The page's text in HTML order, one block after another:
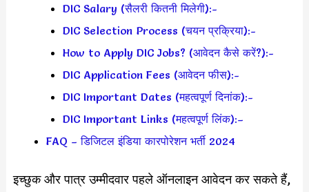
DIC Salary (सैलरी कितनी मिलेगी):-
DIC Selection Process (चयन प्रक्रिया):-
How to Apply DIC Jobs? (आवेदन कैसे करें?):-
DIC Application Fees (आवेदन फीस):-
DIC Important Dates (महत्वपूर्ण दिनांक):-
DIC Important Links (महत्वपूर्ण लिंक):–
FAQ – डिजिटल इंडिया कारपोरेशन भर्ती 2024
इच्छुक और पात्र उम्मीदवार पहले ऑनलाइन आवेदन कर सकते हैं,